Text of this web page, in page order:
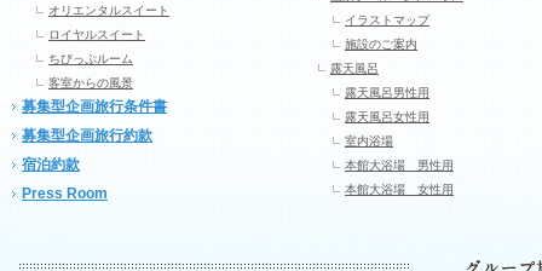
オリエンタルスイート
ロイヤルスイート
ちびっぷルーム
客室からの風景
募集型企画旅行条件書
募集型企画旅行約款
宿泊約款
Press Room
イラストマップ
施設のご案内
露天風呂
露天風呂男性用
露天風呂女性用
室内浴場
本館大浴場 男性用
本館大浴場 女性用